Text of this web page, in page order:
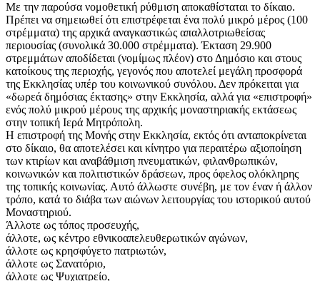
Με την παρούσα νομοθετική ρύθμιση αποκαθίσταται το δίκαιο.
Πρέπει να σημειωθεί ότι επιστρέφεται ένα πολύ μικρό μέρος (100
στρέμματα) της αρχικά αναγκαστικώς απαλλοτριωθείσας
περιουσίας (συνολικά 30.000 στρέμματα). Έκταση 29.900
στρεμμάτων αποδίδεται (νομίμως πλέον) στο Δημόσιο και στους
κατοίκους της περιοχής, γεγονός που αποτελεί μεγάλη προσφορά
της Εκκλησίας υπέρ του κοινωνικού συνόλου. Δεν πρόκειται για
«δωρεά δημόσιας έκτασης» στην Εκκλησία, αλλά για «επιστροφή»
ενός πολύ μικρού μέρους της αρχικής μοναστηριακής εκτάσεως
στην τοπική Ιερά Μητρόπολη.
Η επιστροφή της Μονής στην Εκκλησία, εκτός ότι ανταποκρίνεται
στο δίκαιο, θα αποτελέσει και κίνητρο για περαιτέρω αξιοποίηση
των κτιρίων και αναβάθμιση πνευματικών, φιλανθρωπικών,
κοινωνικών και πολιτιστικών δράσεων, προς όφελος ολόκληρης
της τοπικής κοινωνίας. Αυτό άλλωστε συνέβη, με τον έναν ή άλλον
τρόπο, κατά το διάβα των αιώνων λειτουργίας του ιστορικού αυτού
Μοναστηριού.
Άλλοτε ως τόπος προσευχής,
άλλοτε, ως κέντρο εθνικοαπελευθερωτικών αγώνων,
άλλοτε ως κρησφύγετο πατριωτών,
άλλοτε ως Σανατόριο,
άλλοτε ως Ψυχιατρείο,